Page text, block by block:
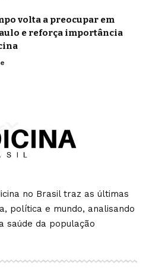
volta a preocupar em
e reforça importância
no Brasil traz as últimas
política e mundo, analisando
saúde da população